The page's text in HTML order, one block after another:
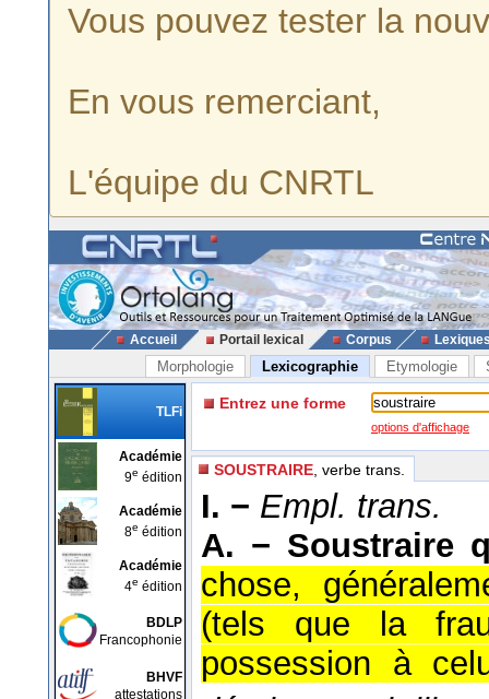
Vous pouvez tester la
En vous remerciant,
L'équipe du CNRTL
Accueil Portail lexical Corpus
Morphologie Lexicographie Etymologie
TLFi
Académie
9e édition
Académie
8e édition
Académie
4e édition
BDLP
Francophonie
BHVF
attestations
Entrez une forme
options d'affichage
SOUSTRAIRE , verbe trans.
I. − Empl. trans.
A. − Soustraire
chose,
(tels que la
possession à